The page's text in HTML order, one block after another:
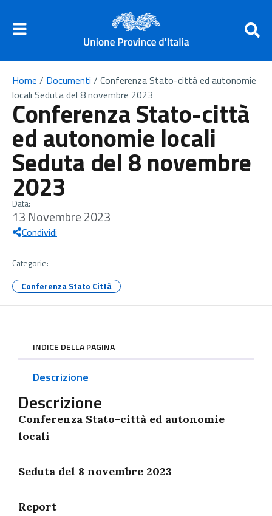
Home / Documenti / Conferenza Stato-città ed autonomie
locali Seduta del 8 novembre 2023
Conferenza Stato-città
ed autonomie locali
Seduta del 8 novembre
2023
Data:
13 Novembre 2023
Condividi
Categorie:
Conferenza Stato Città
INDICE DELLA PAGINA
Descrizione
Descrizione
Conferenza Stato-città ed autonomie
locali
Seduta del 8 novembre 2023
Report